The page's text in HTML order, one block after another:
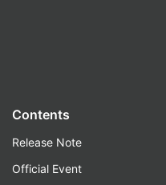
Contents
Release Note
Official Event